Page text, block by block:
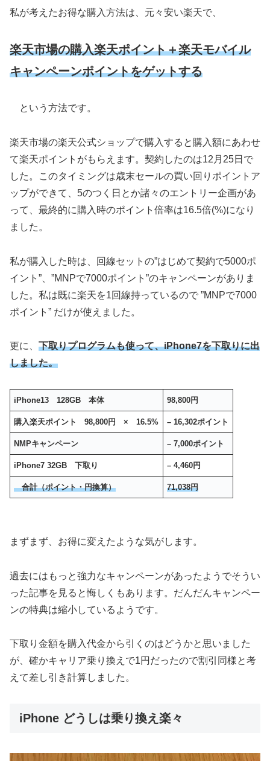
私が考えたお得な購入方法は、元々安い楽天で、
楽天市場の購入楽天ポイント＋楽天モバイル
キャンペーンポイントをゲットする
という方法です。
楽天市場の楽天公式ショップで購入すると購入額にあわせ
て楽天ポイントがもらえます。契約したのは12月25日で
した。このタイミングは歳末セールの買い回りポイントア
ップができて、5のつく日とか諸々のエントリー企画があ
って、最終的に購入時のポイント倍率は16.5倍(%)になり
ました。
私が購入した時は、回線セットの”はじめて契約で5000ポ
イント”、”MNPで7000ポイント”のキャンペーンがありま
した。私は既に楽天を1回線持っているので ”MNPで7000
ポイント” だけが使えました。
更に、 下取りプログラムも使って、iPhone7を下取りに出
しました。
iPhone13 128GB 本体 98,800円
購入楽天ポイント 98,800円 × 16.5% – 16,302ポイント
NMPキャンペーン – 7,000ポイント
iPhone7 32GB 下取り – 4,460円
合計（ポイント・円換算） 71,038円
まずまず、お得に変えたような気がします。
過去にはもっと強力なキャンペーンがあったようでそうい
った記事を見ると悔しくもあります。だんだんキャンペー
ンの特典は縮小しているようです。
下取り金額を購入代金から引くのはどうかと思いました
が、確かキャリア乗り換えで1円だったので割引同様と考
えて差し引き計算しました。
iPhone どうしは乗り換え楽々